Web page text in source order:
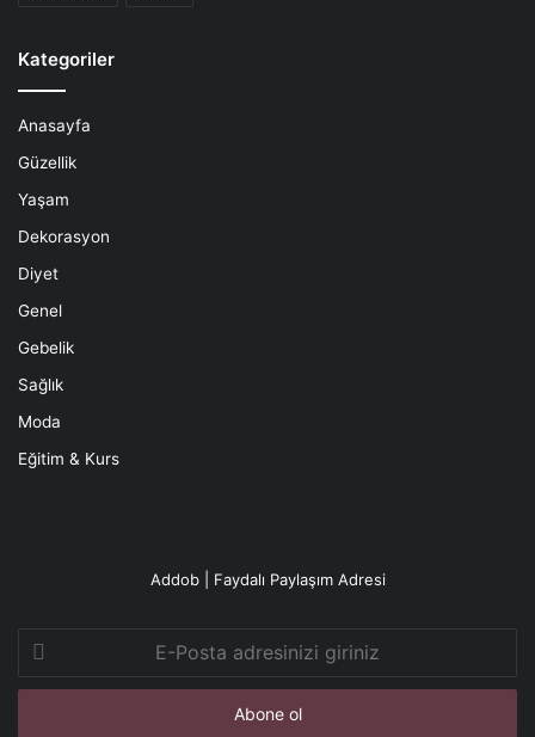
Kategoriler
Anasayfa
Güzellik
Yaşam
Dekorasyon
Diyet
Genel
Gebelik
Sağlık
Moda
Eğitim & Kurs
Addob | Faydalı Paylaşım Adresi
Posta
adresinizi